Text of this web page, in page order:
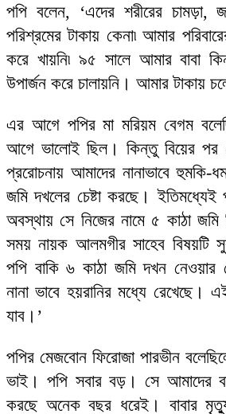
পপি বলেন, ‘এদের শরীরের চামড়া,
পরিশ্রমের টাকায় কেনা৷ আমার
করে খায়নি৷ ৯৫ সালে আমার বাবা
উপার্জন করে চালায়নি। আমার টাকায়
এর আগে পপির মা মরিয়ম বেগম
আগে ভালোই ছিল। কিন্তু বিয়ের পর
প্ররোচনায় আমাদের নানাভাবে হুমকি-
জমি দখলের চেষ্টা করছে। ইতিমধ্যেই
অবস্থায় সে নিজের নামে ৫ কাঠা জমি
সময় নায়ক আলমগীর সাহেব বিষয়টি
পপি বাকি ৬ কাঠা জমি দখন নেওয়ার
নানা ভাবে হয়রানির মধ্যে
যাব।’
পপির মেজবোন ফিরোজা পারভীন
ভাই। পপি সবার বড়। সে আমাদের
করছে অনেক বছর ধরেই। বাবার